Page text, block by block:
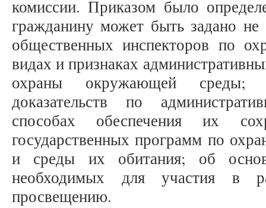
комиссии. Приказом было
гражданину может быть задано
общественных инспекторов по
видах и признаках
охраны окружающей среды;
доказательств по
способах обеспечения их
государственных программ по
и среды их обитания; об
необходимых для участия в
просвещению.